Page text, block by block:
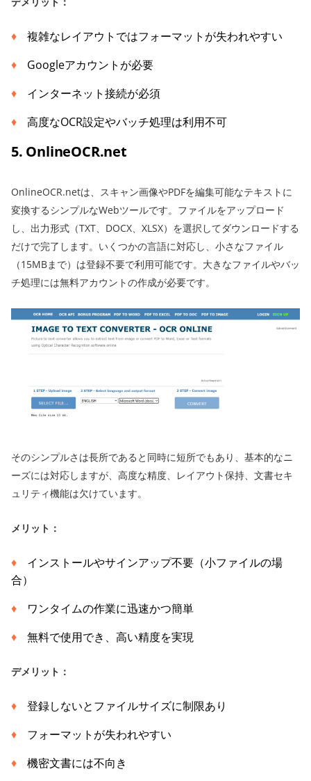
複雑なレイアウトではフォーマットが失われやすい
Googleアカウントが必要
インターネット接続が必須
高度なOCR設定やバッチ処理は利用不可
5. OnlineOCR.net
OnlineOCR.netは、スキャン画像やPDFを編集可能なテキストに
変換するシンプルなWebツールです。ファイルをアップロード
し、出力形式（TXT、DOCX、XLSX）を選択してダウンロードする
だけで完了します。いくつかの言語に対応し、小さなファイル
（15MBまで）は登録不要で利用可能です。大きなファイルやバッ
チ処理には無料アカウントの作成が必要です。
そのシンプルさは長所であると同時に短所でもあり、基本的なニ
ーズには対応しますが、高度な精度、レイアウト保持、文書セキ
ュリティ機能は欠けています。
メリット：
インストールやサインアップ不要（小ファイルの場
合）
ワンタイムの作業に迅速かつ簡単
無料で使用でき、高い精度を実現
デメリット：
登録しないとファイルサイズに制限あり
フォーマットが失われやすい
機密文書には不向き